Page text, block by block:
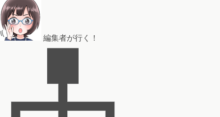
編集者が行く！